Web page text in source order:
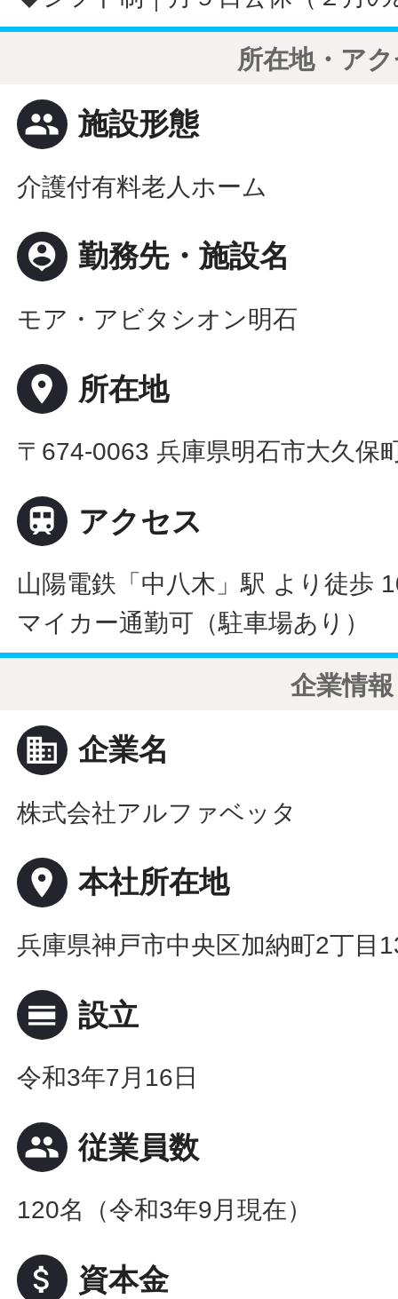
所在地・ア
people 施設形態
介護付有料老人ホーム
person_pin 勤務先・施設名
モア・アビタシオン明石
place 所在地
〒674-0063 兵庫県明石市大久保
 アクセス
山陽電鉄「中八木」駅 より徒歩
マイカー通勤可（駐車場あり）
企業情報
business 企業名
株式会社アルファベッタ
place 本社所在地
兵庫県神戸市中央区加納町2丁目
calendar_view_day 設立
令和3年7月16日
people 従業員数
120名（令和3年9月現在）
attach_money 資本金